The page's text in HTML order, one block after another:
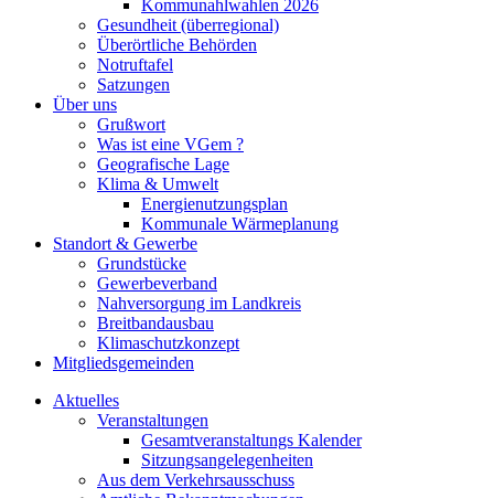
Kommunahlwahlen 2026
Gesundheit (überregional)
Überörtliche Behörden
Notruftafel
Satzungen
Über uns
Grußwort
Was ist eine VGem ?
Geografische Lage
Klima & Umwelt
Energienutzungsplan
Kommunale Wärmeplanung
Standort & Gewerbe
Grundstücke
Gewerbeverband
Nahversorgung im Landkreis
Breitbandausbau
Klimaschutzkonzept
Mitgliedsgemeinden
Aktuelles
Veranstaltungen
Gesamtveranstaltungs Kalender
Sitzungsangelegenheiten
Aus dem Verkehrsausschuss